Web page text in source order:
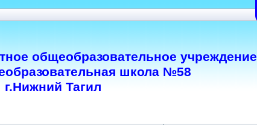
общеобразовательное учреждение
школа №58
г.Нижний Тагил